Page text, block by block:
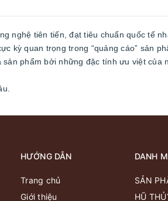
nghệ tiên tiến, đạt tiêu chuẩn quốc tế
kỳ quan trọng trong “quảng cáo” sản
phẩm bởi những đặc tính ưu việt của
HƯỚNG DẪN
Trang chủ
Giới thiệu
DANH
SẢN
HŨ